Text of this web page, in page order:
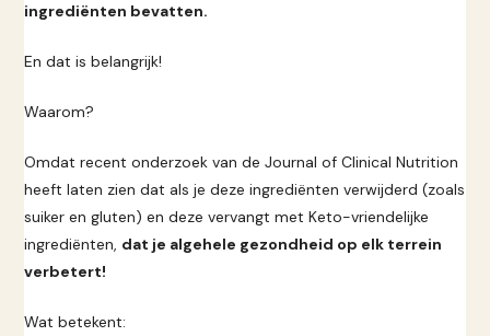
ingrediënten bevatten.
En dat is belangrijk!
Waarom?
Omdat recent onderzoek van de Journal of Clinical Nutrition
heeft laten zien dat als je deze ingrediënten verwijderd (zoals
suiker en gluten) en deze vervangt met Keto-vriendelijke
ingrediënten, dat je algehele gezondheid op elk terrein
verbetert!
Wat betekent: